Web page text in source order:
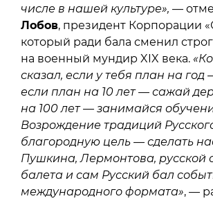
числе в нашей культуре», —
Лобов, президент Корпорации
который ради бала сменил
на военный мундир XIX века.
сказал, если у тебя план на
если план на 10 лет — сажай
на 100 лет — занимайся
Возрождение традиций
благородную цель — сделать
Пушкина, Лермонтова, русской
балета и сам Русский бал
международного формата», —